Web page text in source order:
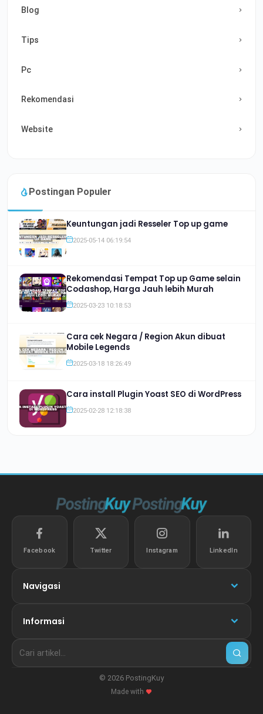
Blog
Tips
Pc
Rekomendasi
Website
Postingan Populer
Keuntungan jadi Resseler Top up game
2025-05-14 06:19:54
Rekomendasi Tempat Top up Game selain
Codashop, Harga Jauh lebih Murah
2025-03-23 10:18:53
Cara cek Negara / Region Akun dibuat
Mobile Legends
2025-03-18 18:26:49
Cara install Plugin Yoast SEO di WordPress
2025-02-28 12:18:38
Facebook Twitter Instagram LinkedIn
Navigasi
Informasi
© 2026 PostingKuy
Made with